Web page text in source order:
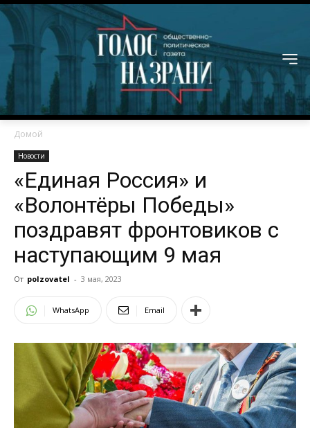
Домой
Новости
«Единая Россия» и
«Волонтёры Победы»
поздравят фронтовиков с
наступающим 9 мая
От polzovatel - 3 мая, 2023
WhatsApp Email